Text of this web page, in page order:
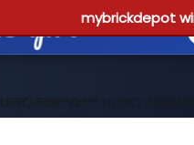
mybrickdepot
LEGO Batman™>LEGO 76120